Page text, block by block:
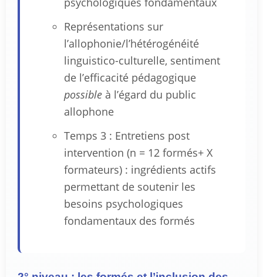
Représentations sur
l’allophonie/l’hétérogénéité
linguistico-culturelle, sentiment
de l’efficacité pédagogique
possible à l’égard du public
allophone
Temps 3 : Entretiens post
intervention (n = 12 formés+ X
formateurs) : ingrédients actifs
permettant de soutenir les
besoins psychologiques
fondamentaux des formés